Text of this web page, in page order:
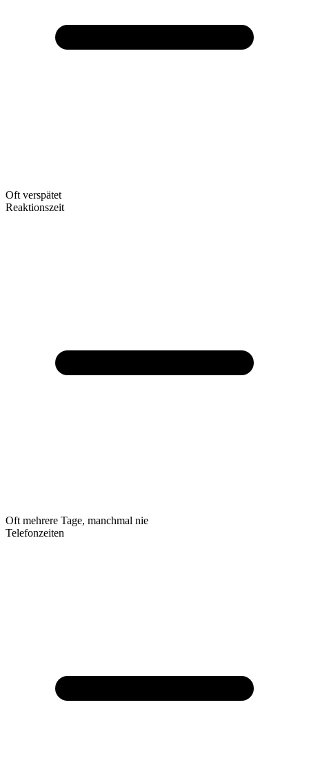
Oft verspätet
Reaktionszeit
Oft mehrere Tage, manchmal nie
Telefonzeiten